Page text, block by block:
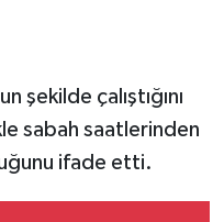
şekilde çalıştığını
sabah saatlerinden
ifade etti.